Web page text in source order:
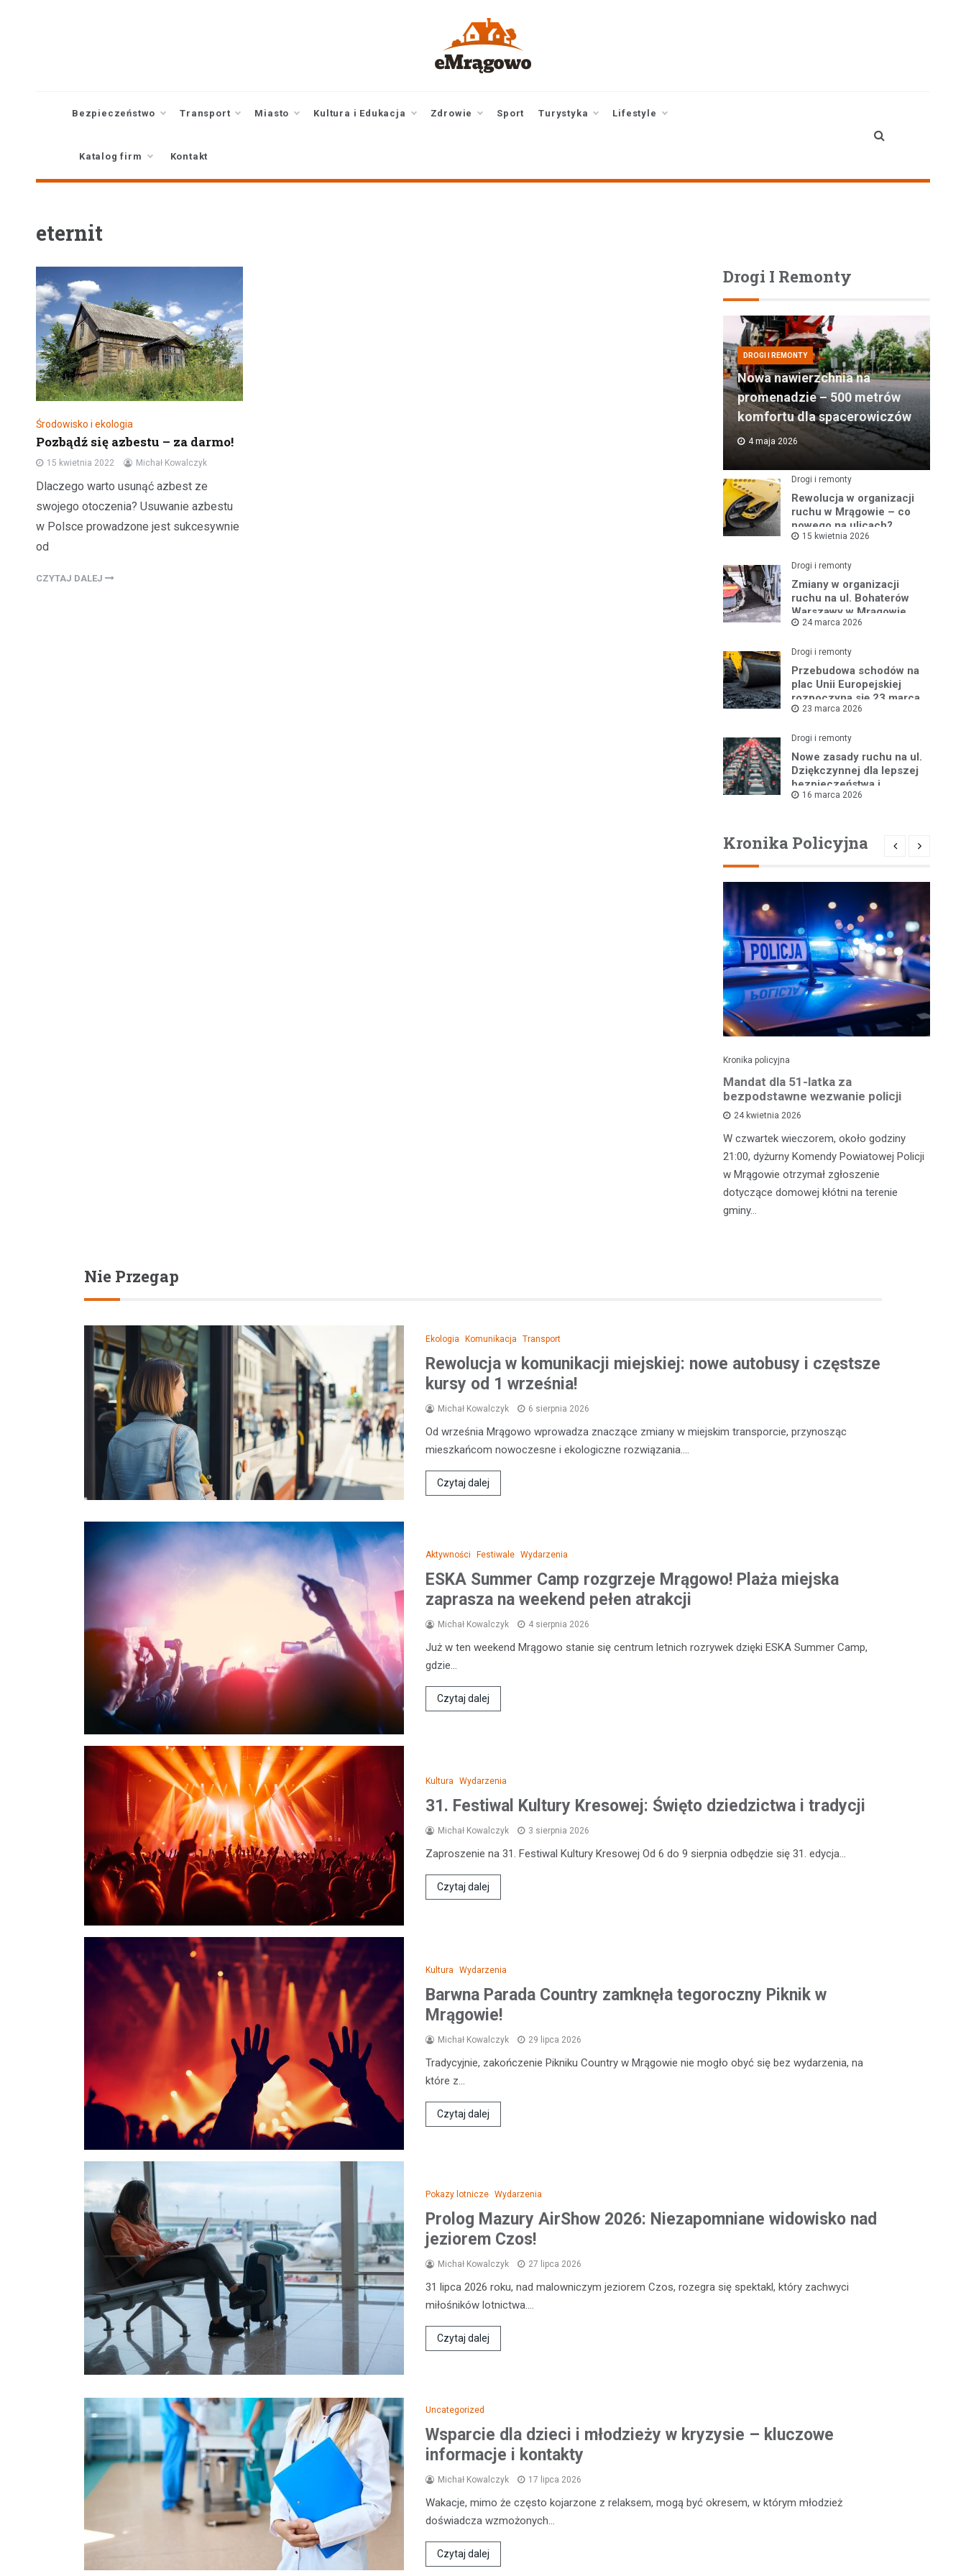
newsy
Bezpieczeństwo Transport Miasto Kultura i Edukacja Zdrowie Sport Turystyka Lifestyle
Katalog firm Kontakt
eternit
Środowisko i ekologia
Pozbądź się azbestu – za darmo!
15 kwietnia 2022 Michał Kowalczyk
Dlaczego warto usunąć azbest ze
swojego otoczenia? Usuwanie azbestu
w Polsce prowadzone jest sukcesywnie
od
CZYTAJ DALEJ
Drogi I Remonty
DROGI I REMONTY
Nowa nawierzchnia na
promenadzie – 500 metrów
komfortu dla spacerowiczów
4 maja 2026
Drogi i remonty
Rewolucja w organizacji
ruchu w Mrągowie – co
nowego na ulicach?
15 kwietnia 2026
Drogi i remonty
Zmiany w organizacji
ruchu na ul. Bohaterów
Warszawy w Mrągowie
24 marca 2026
Drogi i remonty
Przebudowa schodów na
plac Unii Europejskiej
rozpoczyna się 23 marca
23 marca 2026
Drogi i remonty
Nowe zasady ruchu na ul.
Dziękczynnej dla lepszej
bezpieczeństwa i
płynności jazdy
16 marca 2026
Kronika Policyjna
Kronika policyjna
Mandat dla 51-latka za
bezpodstawne wezwanie policji
24 kwietnia 2026
W czwartek wieczorem, około godziny
21:00, dyżurny Komendy Powiatowej Policji
w Mrągowie otrzymał zgłoszenie
dotyczące domowej kłótni na terenie
gminy…
Nie Przegap
Ekologia Komunikacja Transport
Rewolucja w komunikacji miejskiej: nowe autobusy i częstsze
kursy od 1 września!
Michał Kowalczyk 6 sierpnia 2026
Od września Mrągowo wprowadza znaczące zmiany w miejskim transporcie, przynosząc
mieszkańcom nowoczesne i ekologiczne rozwiązania.…
Czytaj dalej
Aktywności Festiwale Wydarzenia
ESKA Summer Camp rozgrzeje Mrągowo! Plaża miejska
zaprasza na weekend pełen atrakcji
Michał Kowalczyk 4 sierpnia 2026
Już w ten weekend Mrągowo stanie się centrum letnich rozrywek dzięki ESKA Summer Camp,
gdzie…
Czytaj dalej
Kultura Wydarzenia
31. Festiwal Kultury Kresowej: Święto dziedzictwa i tradycji
Michał Kowalczyk 3 sierpnia 2026
Zaproszenie na 31. Festiwal Kultury Kresowej Od 6 do 9 sierpnia odbędzie się 31. edycja…
Czytaj dalej
Kultura Wydarzenia
Barwna Parada Country zamknęła tegoroczny Piknik w
Mrągowie!
Michał Kowalczyk 29 lipca 2026
Tradycyjnie, zakończenie Pikniku Country w Mrągowie nie mogło obyć się bez wydarzenia, na
które z…
Czytaj dalej
Pokazy lotnicze Wydarzenia
Prolog Mazury AirShow 2026: Niezapomniane widowisko nad
jeziorem Czos!
Michał Kowalczyk 27 lipca 2026
31 lipca 2026 roku, nad malowniczym jeziorem Czos, rozegra się spektakl, który zachwyci
miłośników lotnictwa.…
Czytaj dalej
Uncategorized
Wsparcie dla dzieci i młodzieży w kryzysie – kluczowe
informacje i kontakty
Michał Kowalczyk 17 lipca 2026
Wakacje, mimo że często kojarzone z relaksem, mogą być okresem, w którym młodzież
doświadcza wzmożonych…
Czytaj dalej